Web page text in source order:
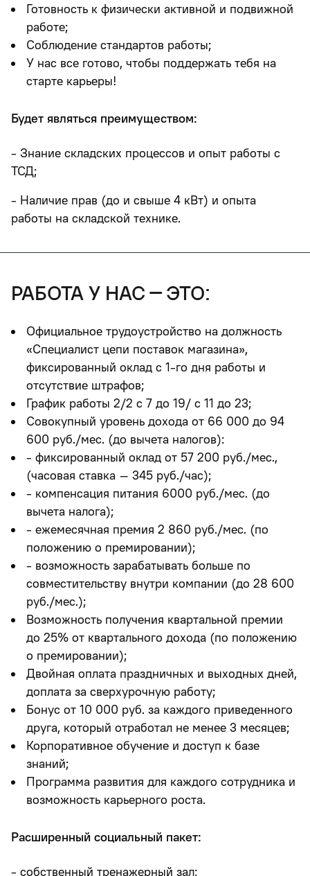
Готовность к физически активной и подвижной
работе;
Соблюдение стандартов работы;
У нас все готово, чтобы поддержать тебя на
старте карьеры!
Будет являться преимуществом:
- Знание складских процессов и опыт работы с
ТСД;
- Наличие прав (до и свыше 4 кВт) и опыта
работы на складской технике.
работа у нас – это:
Официальное трудоустройство на должность
«Специалист цепи поставок магазина»,
фиксированный оклад с 1-го дня работы и
отсутствие штрафов;
График работы 2/2 с 7 до 19/ с 11 до 23;
Совокупный уровень дохода от 66 000 до 94
600 руб./мес. (до вычета налогов):
- фиксированный оклад от 57 200 руб./мес.,
(часовая ставка – 345 руб./час);
- компенсация питания 6000 руб./мес. (до
вычета налога);
- ежемесячная премия 2 860 руб./мес. (по
положению о премировании);
- возможность зарабатывать больше по
совместительству внутри компании (до 28 600
руб./мес.);
Возможность получения квартальной премии
до 25% от квартального дохода (по положению
о премировании);
Двойная оплата праздничных и выходных дней,
доплата за сверхурочную работу;
Бонус от 10 000 руб. за каждого приведенного
друга, который отработал не менее 3 месяцев;
Корпоративное обучение и доступ к базе
знаний;
Программа развития для каждого сотрудника и
возможность карьерного роста.
Расширенный социальный пакет:
- собственный тренажерный зал;